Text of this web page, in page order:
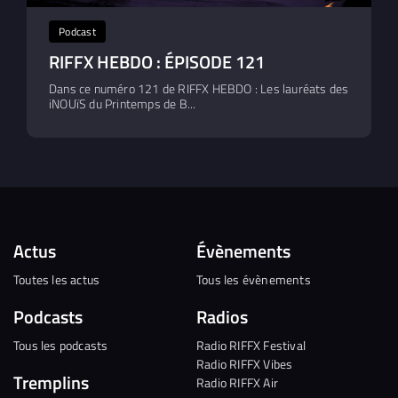
Podcast
RIFFX HEBDO : ÉPISODE 121
Dans ce numéro 121 de RIFFX HEBDO : Les lauréats des
iNOUïS du Printemps de B...
Actus
Toutes les actus
Podcasts
Tous les podcasts
Tremplins
Évènements
Tous les évènements
Radios
Radio RIFFX Festival
Radio RIFFX Vibes
Radio RIFFX Air